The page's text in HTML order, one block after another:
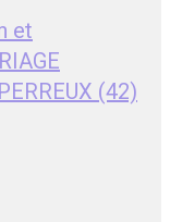
et
(42)